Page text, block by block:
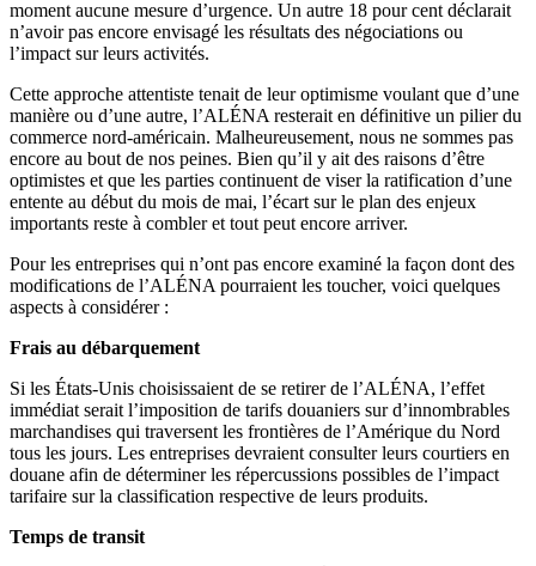
moment aucune mesure d’urgence. Un autre 18 pour cent déclarait
n’avoir pas encore envisagé les résultats des négociations ou
l’impact sur leurs activités.
Cette approche attentiste tenait de leur optimisme voulant que d’une
manière ou d’une autre, l’ALÉNA resterait en définitive un pilier du
commerce nord-américain. Malheureusement, nous ne sommes pas
encore au bout de nos peines. Bien qu’il y ait des raisons d’être
optimistes et que les parties continuent de viser la ratification d’une
entente au début du mois de mai, l’écart sur le plan des enjeux
importants reste à combler et tout peut encore arriver.
Pour les entreprises qui n’ont pas encore examiné la façon dont des
modifications de l’ALÉNA pourraient les toucher, voici quelques
aspects à considérer :
Frais au débarquement
Si les États-Unis choisissaient de se retirer de l’ALÉNA, l’effet
immédiat serait l’imposition de tarifs douaniers sur d’innombrables
marchandises qui traversent les frontières de l’Amérique du Nord
tous les jours. Les entreprises devraient consulter leurs courtiers en
douane afin de déterminer les répercussions possibles de l’impact
tarifaire sur la classification respective de leurs produits.
Temps de transit